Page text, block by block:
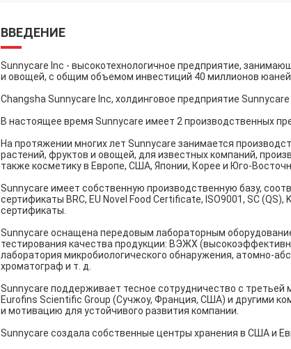
ВВЕДЕНИЕ
Sunnycare Inc - высокотехнологичное предприятие,
и овощей, с общим объемом инвестиций 40 миллионов юаней.
Changsha Sunnycare Inc, холдинговое предприятие
В настоящее время Sunnycare имеет 2 производственных
На протяжении многих лет Sunnycare занимается
растений, фруктов и овощей, для известных компаний,
также косметику в Европе, США, Японии, Корее и Юго-
Sunnycare имеет собственную производственную базу,
сертификаты BRC, EU Novel Food Certificate, ISO9001, SC
сертификаты.
Sunnycare оснащена передовым лабораторным
тестирования качества продукции: ВЭЖХ
лаборатория микробиологического обнаружения, атомно-
хроматограф и т. д.
Sunnycare поддерживает тесное сотрудничество с третьей
Eurofins Scientific Group (Сучжоу, Франция, США) и другими
и мотивацию для устойчивого развития компании.
Sunnycare создала собственные центры хранения в США и